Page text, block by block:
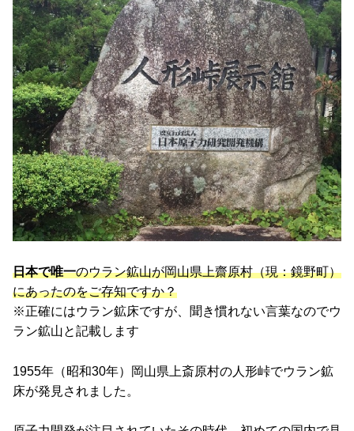
日本で唯一のウラン鉱山が岡山県上齋原村（現：鏡野町）
にあったのをご存知ですか？
※正確にはウラン鉱床ですが、聞き慣れない言葉なのでウ
ラン鉱山と記載します
1955年（昭和30年）岡山県上斎原村の人形峠でウラン鉱
床が発見されました。